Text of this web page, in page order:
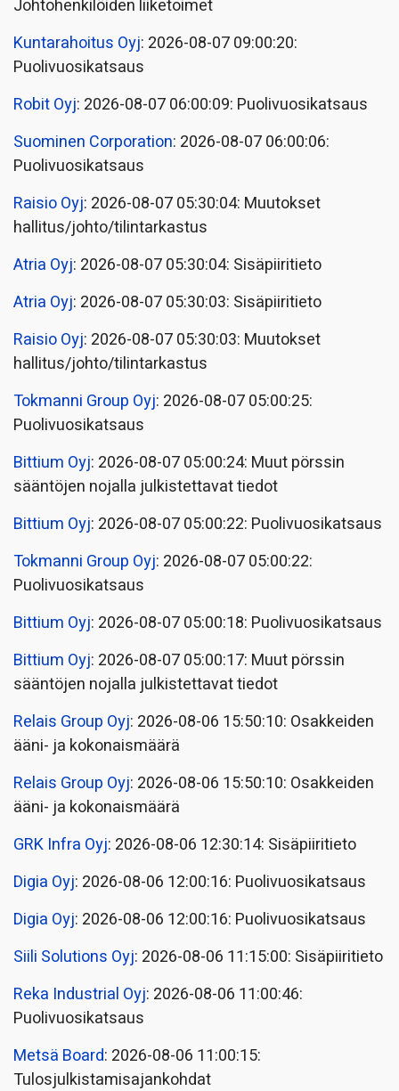
Johtohenkilöiden liiketoimet
Kuntarahoitus Oyj: 2026-08-07 09:00:20:
Puolivuosikatsaus
Robit Oyj: 2026-08-07 06:00:09: Puolivuosikatsaus
Suominen Corporation: 2026-08-07 06:00:06:
Puolivuosikatsaus
Raisio Oyj: 2026-08-07 05:30:04: Muutokset
hallitus/johto/tilintarkastus
Atria Oyj: 2026-08-07 05:30:04: Sisäpiiritieto
Atria Oyj: 2026-08-07 05:30:03: Sisäpiiritieto
Raisio Oyj: 2026-08-07 05:30:03: Muutokset
hallitus/johto/tilintarkastus
Tokmanni Group Oyj: 2026-08-07 05:00:25:
Puolivuosikatsaus
Bittium Oyj: 2026-08-07 05:00:24: Muut pörssin
sääntöjen nojalla julkistettavat tiedot
Bittium Oyj: 2026-08-07 05:00:22: Puolivuosikatsaus
Tokmanni Group Oyj: 2026-08-07 05:00:22:
Puolivuosikatsaus
Bittium Oyj: 2026-08-07 05:00:18: Puolivuosikatsaus
Bittium Oyj: 2026-08-07 05:00:17: Muut pörssin
sääntöjen nojalla julkistettavat tiedot
Relais Group Oyj: 2026-08-06 15:50:10: Osakkeiden
ääni- ja kokonaismäärä
Relais Group Oyj: 2026-08-06 15:50:10: Osakkeiden
ääni- ja kokonaismäärä
GRK Infra Oyj: 2026-08-06 12:30:14: Sisäpiiritieto
Digia Oyj: 2026-08-06 12:00:16: Puolivuosikatsaus
Digia Oyj: 2026-08-06 12:00:16: Puolivuosikatsaus
Siili Solutions Oyj: 2026-08-06 11:15:00: Sisäpiiritieto
Reka Industrial Oyj: 2026-08-06 11:00:46:
Puolivuosikatsaus
Metsä Board: 2026-08-06 11:00:15:
Tulosjulkistamisajankohdat